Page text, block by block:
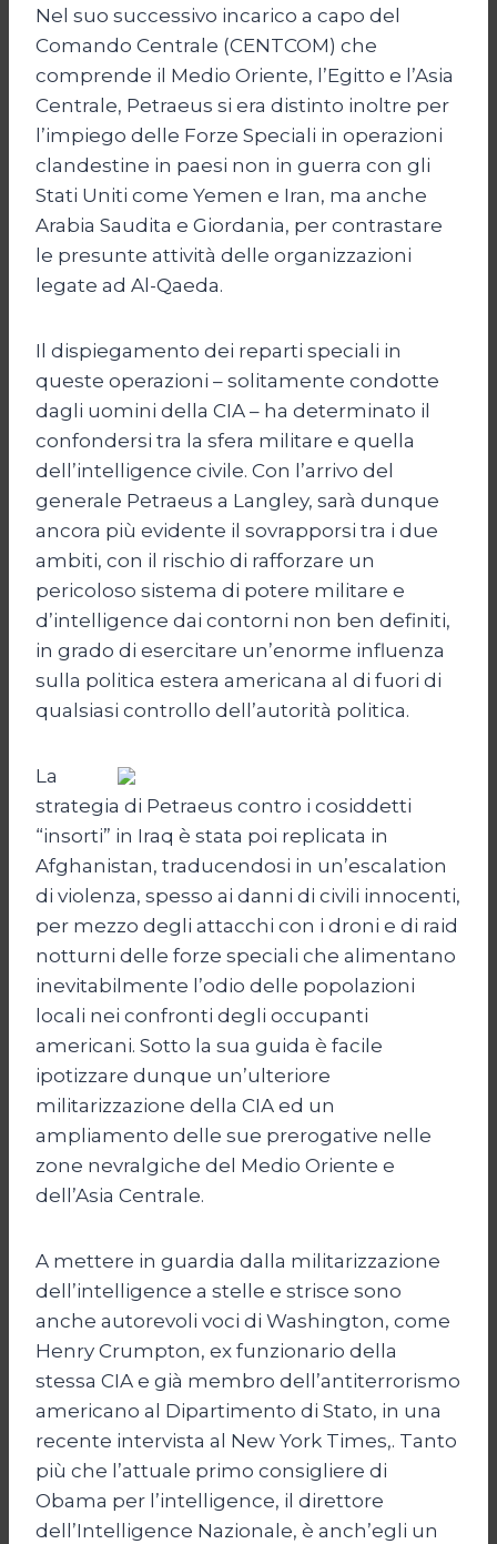
Nel suo successivo incarico a capo del
Comando Centrale (CENTCOM) che
comprende il Medio Oriente, l’Egitto e l’Asia
Centrale, Petraeus si era distinto inoltre per
l’impiego delle Forze Speciali in operazioni
clandestine in paesi non in guerra con gli
Stati Uniti come Yemen e Iran, ma anche
Arabia Saudita e Giordania, per contrastare
le presunte attività delle organizzazioni
legate ad Al-Qaeda.
Il dispiegamento dei reparti speciali in
queste operazioni – solitamente condotte
dagli uomini della CIA – ha determinato il
confondersi tra la sfera militare e quella
dell’intelligence civile. Con l’arrivo del
generale Petraeus a Langley, sarà dunque
ancora più evidente il sovrapporsi tra i due
ambiti, con il rischio di rafforzare un
pericoloso sistema di potere militare e
d’intelligence dai contorni non ben definiti,
in grado di esercitare un’enorme influenza
sulla politica estera americana al di fuori di
qualsiasi controllo dell’autorità politica.
La
strategia di Petraeus contro i cosiddetti
“insorti” in Iraq è stata poi replicata in
Afghanistan, traducendosi in un’escalation
di violenza, spesso ai danni di civili innocenti,
per mezzo degli attacchi con i droni e di raid
notturni delle forze speciali che alimentano
inevitabilmente l’odio delle popolazioni
locali nei confronti degli occupanti
americani. Sotto la sua guida è facile
ipotizzare dunque un’ulteriore
militarizzazione della CIA ed un
ampliamento delle sue prerogative nelle
zone nevralgiche del Medio Oriente e
dell’Asia Centrale.
A mettere in guardia dalla militarizzazione
dell’intelligence a stelle e strisce sono
anche autorevoli voci di Washington, come
Henry Crumpton, ex funzionario della
stessa CIA e già membro dell’antiterrorismo
americano al Dipartimento di Stato, in una
recente intervista al New York Times,. Tanto
più che l’attuale primo consigliere di
Obama per l’intelligence, il direttore
dell’Intelligence Nazionale, è anch’egli un